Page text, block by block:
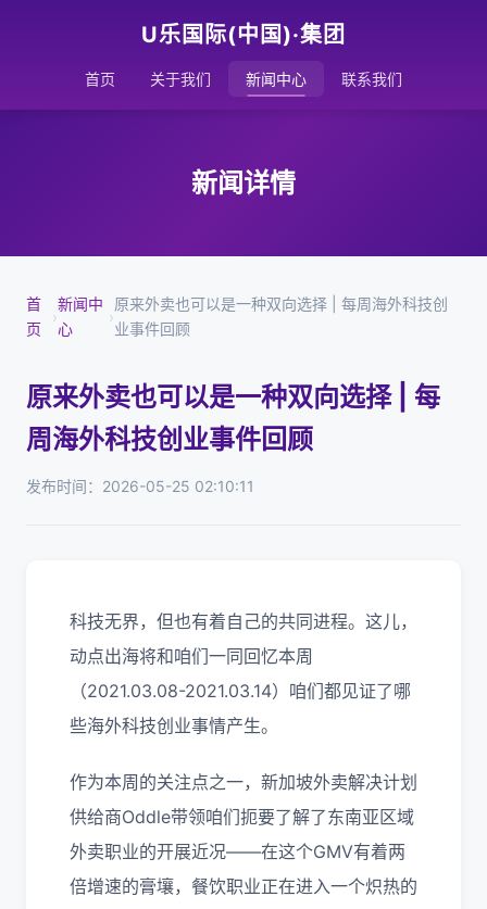
U乐国际(中国)·集团
首页 关于我们 新闻中心 联系我们
新闻详情
首
页
›
新闻中
心
›
原来外卖也可以是一种双向选择 | 每周海外科技创
业事件回顾
原来外卖也可以是一种双向选择 | 每
周海外科技创业事件回顾
发布时间：2026-05-25 02:10:11
科技无界，但也有着自己的共同进程。这儿，
动点出海将和咱们一同回忆本周
（2021.03.08-2021.03.14）咱们都见证了哪
些海外科技创业事情产生。
作为本周的关注点之一，新加坡外卖解决计划
供给商Oddle带领咱们扼要了解了东南亚区域
外卖职业的开展近况——在这个GMV有着两
倍增速的膏壤，餐饮职业正在进入一个炽热的